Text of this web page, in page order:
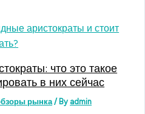
что это такое
в них сейчас
рынка/ By admin